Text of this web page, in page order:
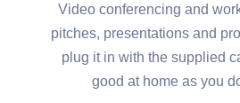
Video conferencing and
pitches, presentations and
plug it in with the supplied
good at home as you